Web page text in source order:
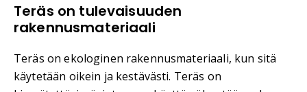
Teräs on tulevaisuuden
rakennusmateriaali
Teräs on ekologinen rakennusmateriaali, kun sitä
käytetään oikein ja kestävästi. Teräs on